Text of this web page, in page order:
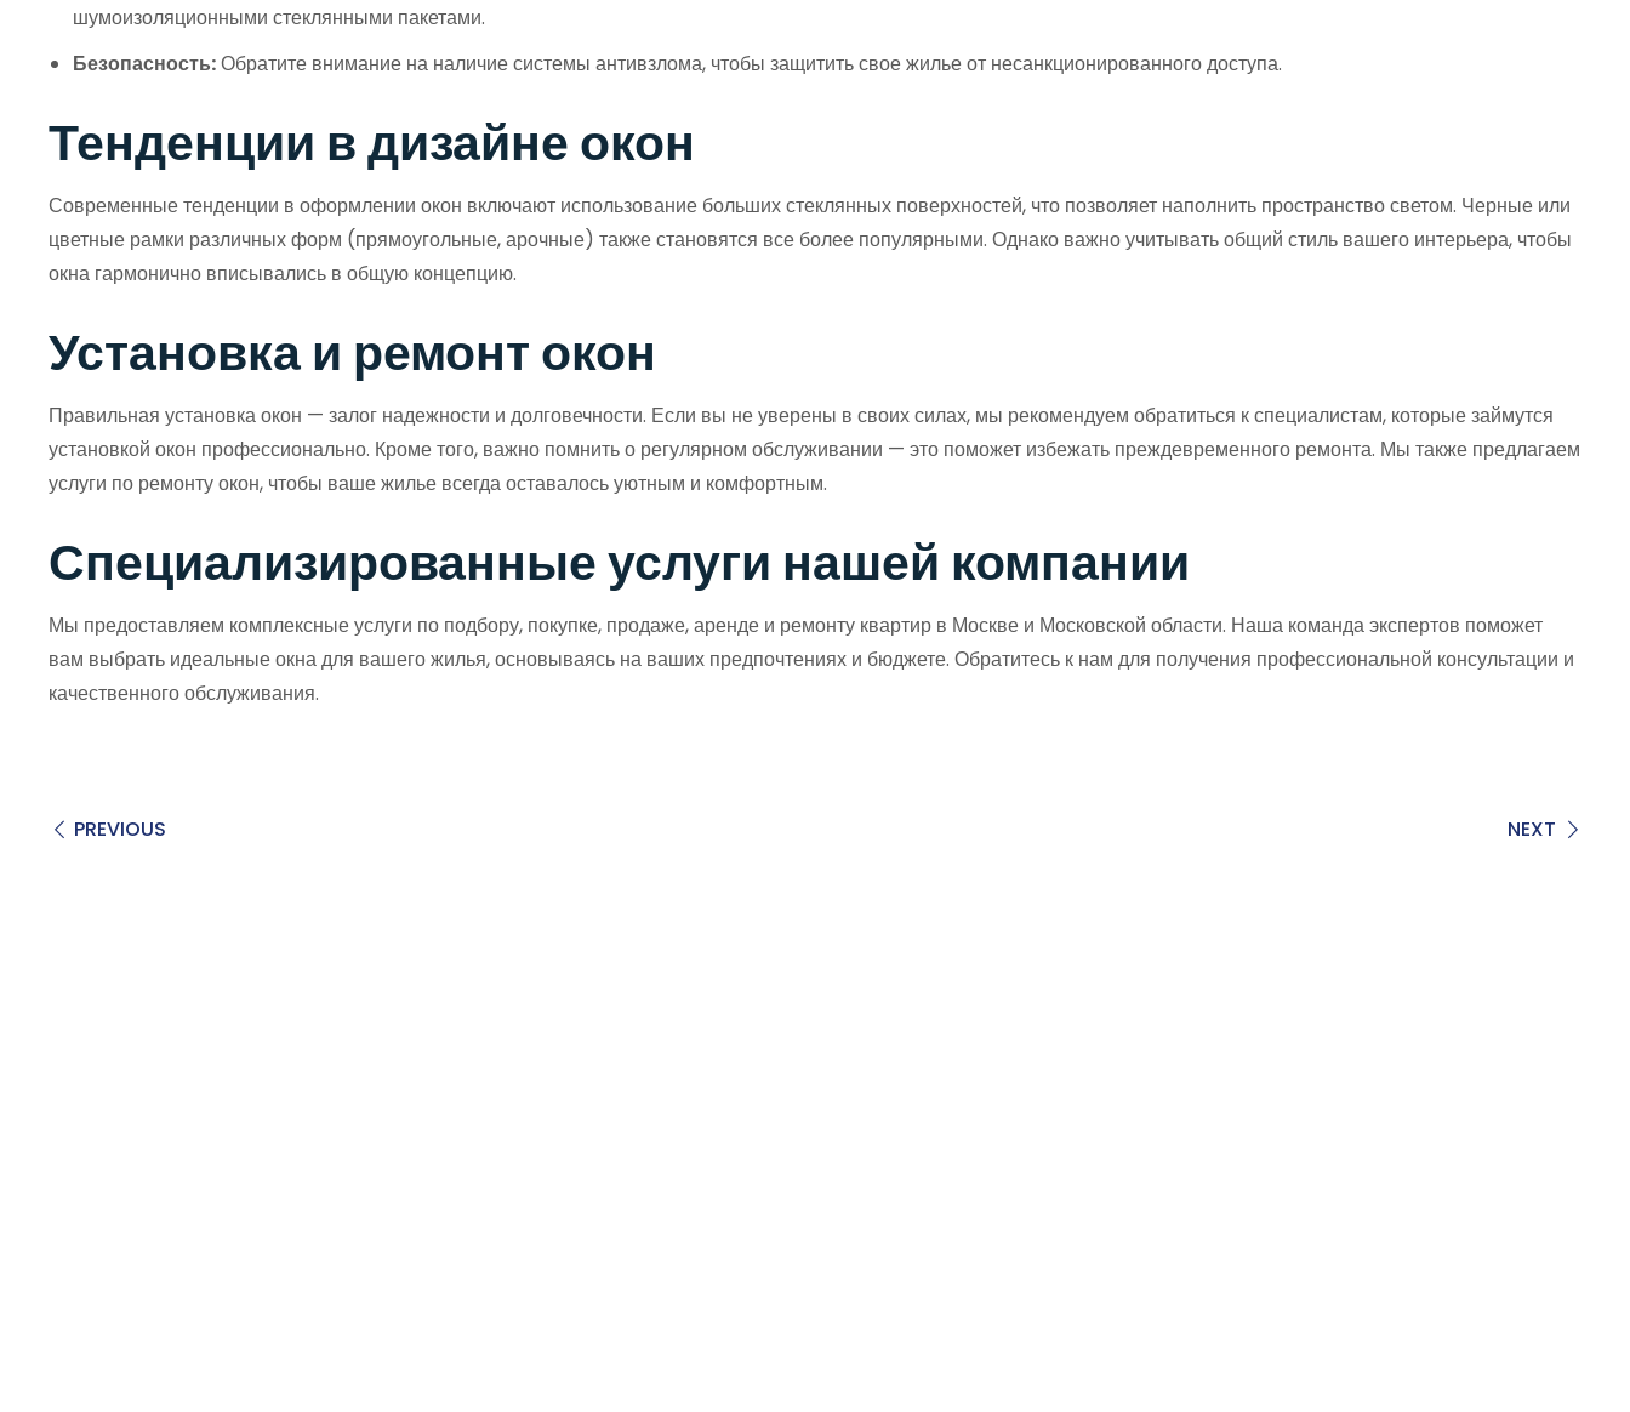
шумоизоляционными стеклянными пакетами.
Безопасность:Обратите внимание на наличие системы антивзлома, чтобы защитить свое жилье от несанкционированного доступа.
Тенденции в дизайне окон
Современные тенденции в оформлении окон включают использование больших стеклянных поверхностей, что позволяет наполнить пространство светом. Черные или
цветные рамки различных форм (прямоугольные, арочные) также становятся все более популярными. Однако важно учитывать общий стиль вашего интерьера, чтобы
окна гармонично вписывались в общую концепцию.
Установка и ремонт окон
Правильная установка окон — залог надежности и долговечности. Если вы не уверены в своих силах, мы рекомендуем обратиться к специалистам, которые займутся
установкой окон профессионально. Кроме того, важно помнить о регулярном обслуживании — это поможет избежать преждевременного ремонта. Мы также предлагаем
услуги по ремонту окон, чтобы ваше жилье всегда оставалось уютным и комфортным.
Специализированные услуги нашей компании
Мы предоставляем комплексные услуги по подбору, покупке, продаже, аренде и ремонту квартир в Москве и Московской области. Наша команда экспертов поможет
вам выбрать идеальные окна для вашего жилья, основываясь на ваших предпочтениях и бюджете. Обратитесь к нам для получения профессиональной консультации и
качественного обслуживания.
PREVIOUS NEXT